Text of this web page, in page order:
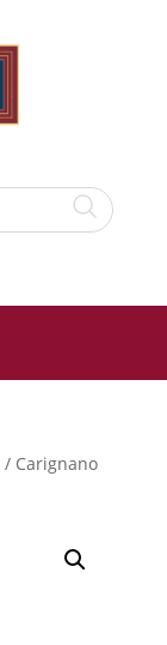
/ Carignano